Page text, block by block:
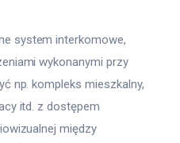
system interkomowe,
wykonanymi przy
np. kompleks mieszkalny,
itd. z dostępem
między